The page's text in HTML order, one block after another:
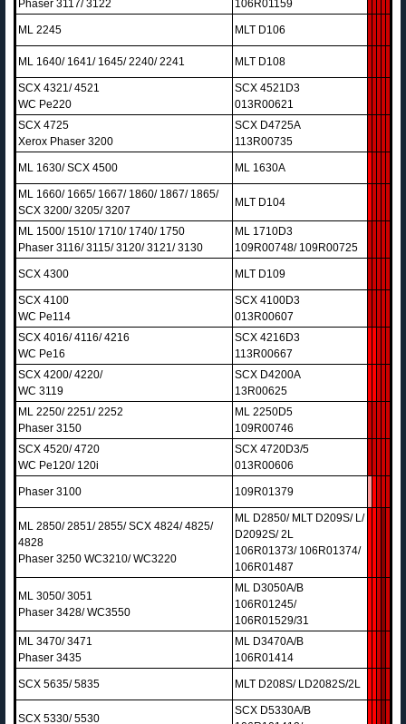
Phaser 3117/ 3122 106R01159
ML 2245 MLT D106
ML 1640/ 1641/ 1645/ 2240/ 2241 MLT D108
SCX 4321/ 4521
WC Pe220
SCX 4521D3
013R00621
SCX 4725
Xerox Phaser 3200
SCX D4725A
113R00735
ML 1630/ SCX 4500 ML 1630A
ML 1660/ 1665/ 1667/ 1860/ 1867/ 1865/
SCX 3200/ 3205/ 3207
MLT D104
ML 1500/ 1510/ 1710/ 1740/ 1750
Phaser 3116/ 3115/ 3120/ 3121/ 3130
ML 1710D3
109R00748/ 109R00725
SCX 4300 MLT D109
SCX 4100
WC Pe114
SCX 4100D3
013R00607
SCX 4016/ 4116/ 4216
WC Pe16
SCX 4216D3
113R00667
SCX 4200/ 4220/
WC 3119
SCX D4200A
13R00625
ML 2250/ 2251/ 2252
Phaser 3150
ML 2250D5
109R00746
SCX 4520/ 4720
WC Pe120/ 120i
SCX 4720D3/5
013R00606
Phaser 3100 109R01379
ML 2850/ 2851/ 2855/ SCX 4824/ 4825/
4828
Phaser 3250 WC3210/ WC3220
ML D2850/ MLT D209S/ L/
D2092S/ 2L
106R01373/ 106R01374/
106R01487
ML 3050/ 3051
Phaser 3428/ WC3550
ML D3050A/B
106R01245/
106R01529/31
ML 3470/ 3471
Phaser 3435
ML D3470A/B
106R01414
SCX 5635/ 5835 MLT D208S/ LD2082S/2L
SCX 5330/ 5530
SCX D5330A/B